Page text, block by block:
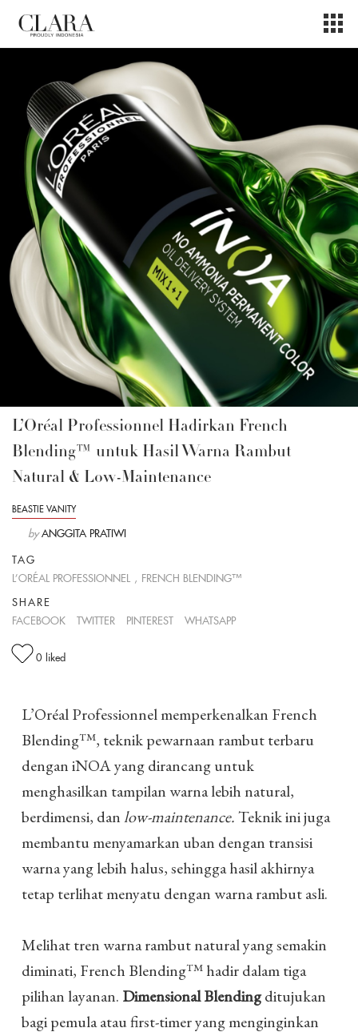
L’Oréal Professionnel Hadirkan French
Blending™ untuk Hasil Warna Rambut
Natural & Low-Maintenance
BEASTIE VANITY
by ANGGITA PRATIWI
TAG
L’ORÉAL PROFESSIONNEL , FRENCH BLENDING™
SHARE
FACEBOOK
TWITTER PINTEREST WHATSAPP
0 liked
L’Oréal Professionnel memperkenalkan French
Blending™, teknik pewarnaan rambut terbaru
dengan iNOA yang dirancang untuk
menghasilkan tampilan warna lebih natural,
berdimensi, danlow-maintenance.Teknik ini juga
membantu menyamarkan uban dengan transisi
warna yang lebih halus, sehingga hasil akhirnya
tetap terlihat menyatu dengan warna rambut asli.
Melihat tren warna rambut natural yang semakin
diminati, French Blending™ hadir dalam tiga
pilihan layanan. Dimensional Blendingditujukan
bagi pemula atau first-timer yang menginginkan